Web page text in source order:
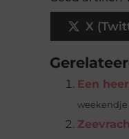
X
Een
weekendje